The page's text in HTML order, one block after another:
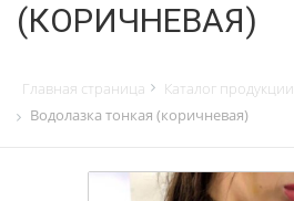
(КОРИЧНЕВАЯ)
Главная страница Каталог продукции
Водолазка тонкая (коричневая)